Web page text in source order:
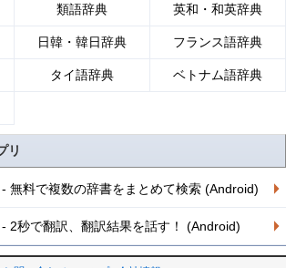
類語辞典 英和・和英辞典
日韓・韓日辞典 フランス語辞典
タイ語辞典 ベトナム語辞典
リ
無料で複数の辞書をまとめて検索 (Android)
2秒で翻訳、翻訳結果を話す！ (Android)